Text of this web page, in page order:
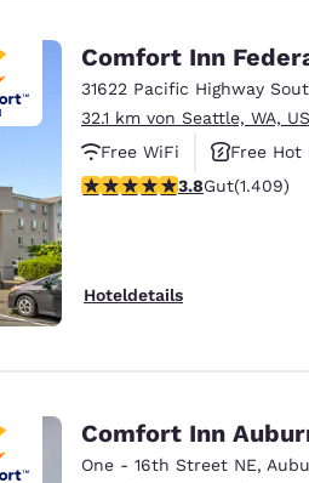
Comfort Inn
31622 Pacific Highway
32.1 km von Seattle, WA,
Free WiFi
Free Hot
3.78-Sterne-Bewertung.
3.8Gut(1.409)
Hoteldetails
Comfort Inn
One - 16th Street NE,